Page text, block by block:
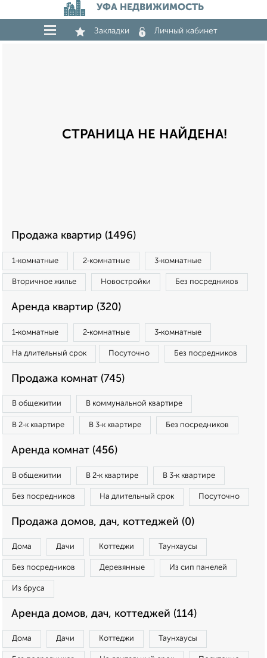
УФА НЕДВИЖИМОСТЬ
Закладки Личный кабинет
СТРАНИЦА НЕ НАЙДЕНА!
Продажа квартир (1496)
1‑комнатные 2‑комнатные 3‑комнатные
Вторичное жилье Новостройки Без посредников
Аренда квартир (320)
1‑комнатные 2‑комнатные 3‑комнатные
На длительный срок Посуточно Без посредников
Продажа комнат (745)
В общежитии В коммунальной квартире
В 2‑к квартире В 3‑к квартире Без посредников
Аренда комнат (456)
В общежитии В 2‑к квартире В 3‑к квартире
Без посредников На длительный срок Посуточно
Продажа домов, дач, коттеджей (0)
Дома Дачи Коттеджи Таунхаусы
Без посредников Деревянные Из сип панелей
Из бруса
Аренда домов, дач, коттеджей (114)
Дома Дачи Коттеджи Таунхаусы